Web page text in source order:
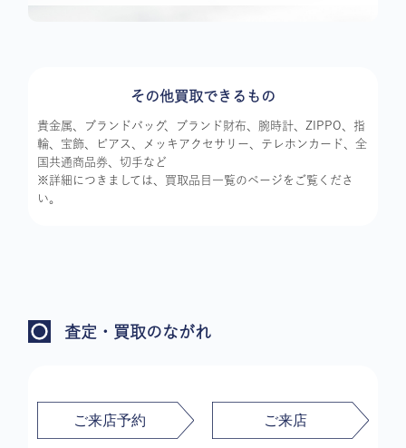
その他買取できるもの
貴金属、ブランドバッグ、ブランド財布、腕時計、ZIPPO、指
輪、宝飾、ピアス、メッキアクセサリー、テレホンカード、全
国共通商品券、切手など
※詳細につきましては、買取品目一覧のページをご覧くださ
い。
査定・買取のながれ